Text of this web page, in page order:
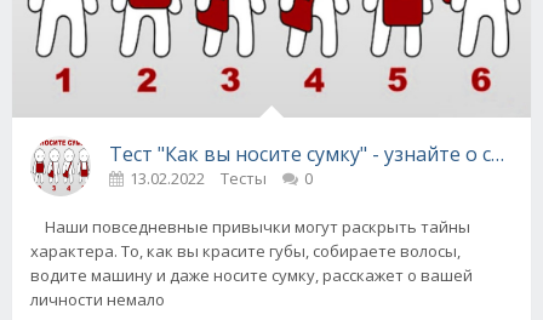
Тест "Как вы носите сумку" - узнайте о себе
13.02.2022 Тесты 0
Наши повседневные привычки могут раскрыть тайны
характера. То, как вы красите губы, собираете волосы,
водите машину и даже носите сумку, расскажет о вашей
личности немало